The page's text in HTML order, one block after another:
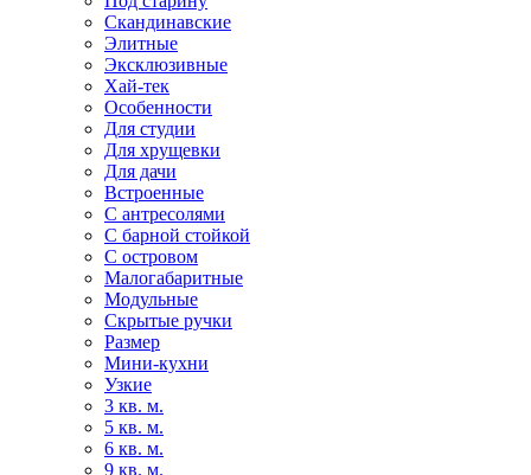
Скандинавские
Элитные
Эксклюзивные
Хай-тек
Особенности
Для студии
Для хрущевки
Для дачи
Встроенные
С антресолями
С барной стойкой
С островом
Малогабаритные
Модульные
Скрытые ручки
Размер
Мини-кухни
Узкие
3 кв. м.
5 кв. м.
6 кв. м.
9 кв. м.